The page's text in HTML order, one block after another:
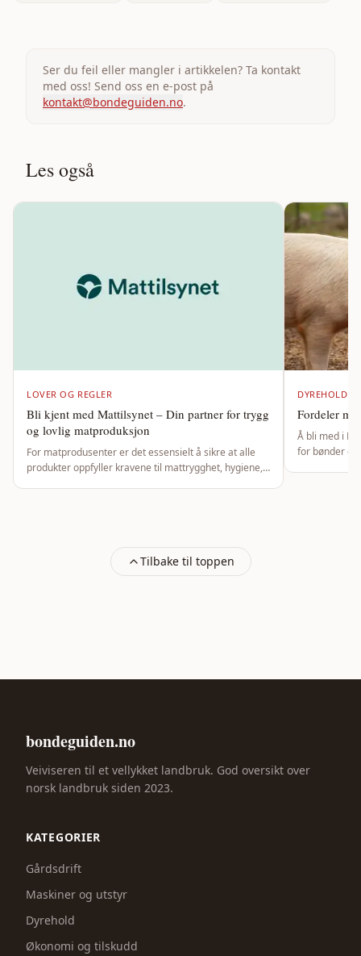
Ser du feil eller mangler i artikkelen? Ta kontakt
med oss! Send oss en e-post på
kontakt@bondeguiden.no.
Les også
LOVER OG REGLER
Bli kjent med Mattilsynet – Din partner for trygg
og lovlig matproduksjon
For matprodusenter er det essensielt å sikre at alle
produkter oppfyller kravene til mattrygghet, hygiene,
DYREHOLD
Fordeler
Å bli med i
for bønder
Tilbake til toppen
bondeguiden.no
Veiviseren til et vellykket landbruk. God oversikt over
norsk landbruk siden 2023.
KATEGORIER
Gårdsdrift
Maskiner og utstyr
Dyrehold
Økonomi og tilskudd